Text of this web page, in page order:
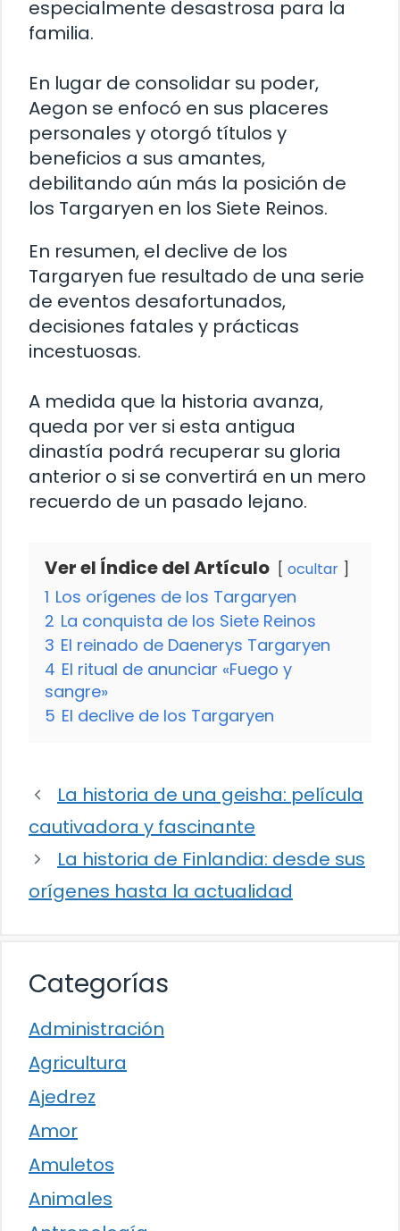
especialmente desastrosa para la
familia.
En lugar de consolidar su poder,
Aegon se enfocó en sus placeres
personales y otorgó títulos y
beneficios a sus amantes,
debilitando aún más la posición de
los Targaryen en los Siete Reinos.
En resumen, el declive de los
Targaryen fue resultado de una serie
de eventos desafortunados,
decisiones fatales y prácticas
incestuosas.
A medida que la historia avanza,
queda por ver si esta antigua
dinastía podrá recuperar su gloria
anterior o si se convertirá en un mero
recuerdo de un pasado lejano.
Ver el Índice del Artículo ocultar
1 Los orígenes de los Targaryen
2 La conquista de los Siete Reinos
3 El reinado de Daenerys Targaryen
4 El ritual de anunciar «Fuego y
sangre»
5 El declive de los Targaryen
La historia de una geisha: película
cautivadora y fascinante
La historia de Finlandia: desde sus
orígenes hasta la actualidad
Categorías
Administración
Agricultura
Ajedrez
Amor
Amuletos
Animales